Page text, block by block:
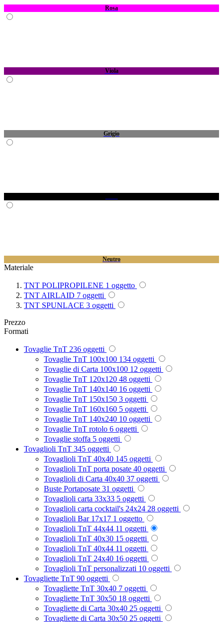
Materiale
TNT POLIPROPILENE 1 oggetto
TNT AIRLAID 7 oggetti
TNT SPUNLACE 3 oggetti
Prezzo
Formati
Tovaglie TnT 236 oggetti
Tovaglie TnT 100x100 134 oggetti
Tovaglie di Carta 100x100 12 oggetti
Tovaglie TnT 120x120 48 oggetti
Tovaglie TnT 140x140 16 oggetti
Tovaglie TnT 150x150 3 oggetti
Tovaglie TnT 160x160 5 oggetti
Tovaglie TnT 140x240 10 oggetti
Tovaglie TnT rotolo 6 oggetti
Tovaglie stoffa 5 oggetti
Tovaglioli TnT 345 oggetti
Tovaglioli TnT 40x40 145 oggetti
Tovaglioli TnT porta posate 40 oggetti
Tovaglioli di Carta 40x40 37 oggetti
Buste Portaposate 31 oggetti
Tovaglioli carta 33x33 5 oggetti
Tovaglioli carta cocktail's 24x24 28 oggetti
Tovaglioli Bar 17x17 1 oggetto
Tovaglioli TnT 44x44 11 oggetti
Tovaglioli TnT 40x30 15 oggetti
Tovaglioli TnT 40x44 11 oggetti
Tovaglioli TnT 24x40 16 oggetti
Tovaglioli TnT personalizzati 10 oggetti
Tovagliette TnT 90 oggetti
Tovagliette TnT 30x40 7 oggetti
Tovagliette TnT 30x50 18 oggetti
Tovagliette di Carta 30x40 25 oggetti
Tovagliette di Carta 30x50 25 oggetti